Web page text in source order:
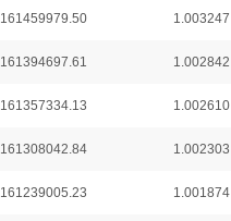
161459979.50 1.003247
161394697.61 1.002842
161357334.13 1.002610
161308042.84 1.002303
161239005.23 1.001874